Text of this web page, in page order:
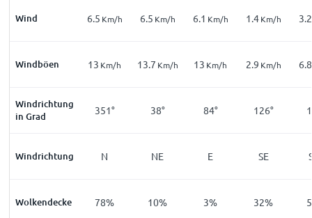
Wind 6.5 Km/h 6.5 Km/h 6.1 Km/h 1.4Km/h 3.2
Windböen 13 Km/h 13.7 Km/h 13 Km/h 2.9 Km/h 6.8
Windrichtung
in Grad
351° 38° 84° 126°
Windrichtung N NE E SE
Wolkendecke 78% 10% 3% 32%